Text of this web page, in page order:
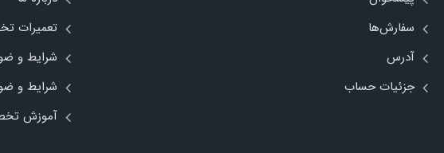
سفارش‌ها
آدرس
جزئیات حساب
تعمیرات
شرایط و
شرایط و
آموزش